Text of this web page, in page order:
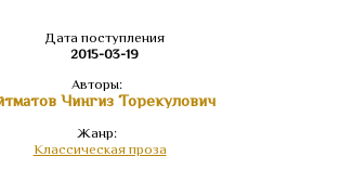
Дата поступления
2015-03-19
Авторы:
Чингиз Торекулович
Жанр:
Классическая проза